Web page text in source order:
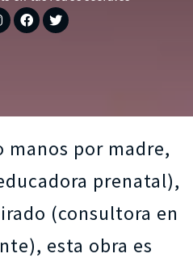
manos por madre,
prenatal),
(consultora en
esta obra es